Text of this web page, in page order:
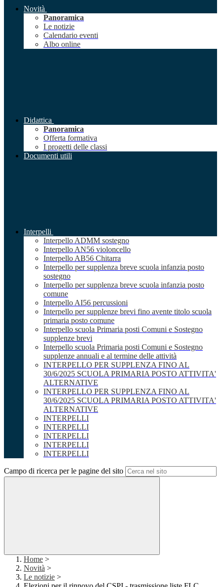
Novità
Panoramica
Le notizie
Calendario eventi
Albo online
Didattica
Panoramica
Offerta formativa
I progetti delle classi
Documenti utili
Interpelli
Interpello ADMM sostegno
Interpello AN56 violoncello
Interpello AB56 Chitarra
Interpello per supplenza breve scuola infanzia posto
sostegno
Interpello per supplenza breve scuola infanzia posto
comune
Interpello AI56 percussioni
Interpello per supplenze brevi fino avente titolo scuola
primaria posto comune
Interpello scuola Primaria posti Comuni e Sostegno
supplenze brevi
Interpello scuola Primaria posti Comuni e Sostegno
supplenze annuali e al termine delle attività
INTERPELLO PER SUPPLENZA FINO AL
30/6/2025 SCUOLA PRIMARIA POSTO ATTIVITA'
ALTERNATIVE
INTERPELLO PER SUPPLENZA FINO AL
30/6/2025 SCUOLA PRIMARIA POSTO ATTIVITA'
ALTERNATIVE
INTERPELLI
INTERPELLI
INTERPELLI
INTERPELLI
INTERPELLI
Campo di ricerca per le pagine del sito
Home >
Novità >
Le notizie >